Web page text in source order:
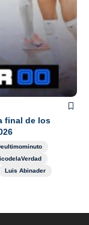
final de los
Luis Abinader